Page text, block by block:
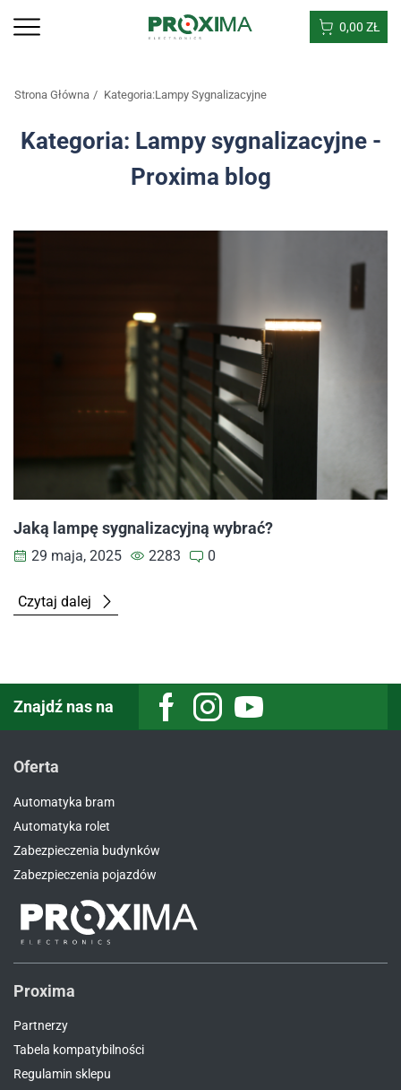
0,00 ZŁ
Strona Główna Kategoria:Lampy Sygnalizacyjne
Kategoria: Lampy sygnalizacyjne -
Proxima blog
Jaką lampę sygnalizacyjną wybrać?
29 maja, 2025 2283 0
Czytaj dalej
Znajdź nas na FacebookInstagramYoutube
Oferta
Automatyka bram
Automatyka rolet
Zabezpieczenia budynków
Zabezpieczenia pojazdów
Proxima
Partnerzy
Tabela kompatybilności
Regulamin sklepu